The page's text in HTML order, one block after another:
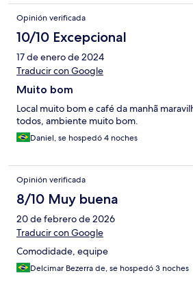
Opinión verificada
10/10 Excepcional
17 de enero de 2024
Traducir con Google
Muito bom
Local muito bom e café da manhã
todos, ambiente muito bom.
Daniel, se hospedó 4 noches
Opinión verificada
8/10 Muy buena
20 de febrero de 2026
Traducir con Google
Comodidade, equipe
Delcimar Bezerra de, se hospedó 3 noches